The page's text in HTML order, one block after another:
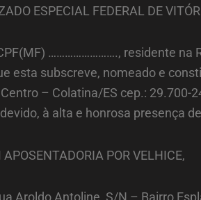
ESPECIAL FEDERAL DE
……………………., residente na
esta subscreve, nomeado e
– Colatina/ES cep.: 29.700-
à alta e honrosa presença
POR VELHICE,
Aroldo Antoline, S/N – Bairro